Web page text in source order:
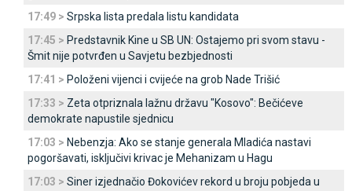
17:49 > Srpska lista predala listu kandidata
17:45 > Predstavnik Kine u SB UN: Ostajemo pri svom stavu -
Šmit nije potvrđen u Savjetu bezbjednosti
17:41 > Položeni vijenci i cvijeće na grob Nade Trišić
17:33 > Zeta otpriznala lažnu državu "Kosovo": Bečićeve
demokrate napustile sjednicu
17:03 > Nebenzja: Ako se stanje generala Mladića nastavi
pogoršavati, isključivi krivac je Mehanizam u Hagu
17:03 > Siner izjednačio Đokovićev rekord u broju pobjeda u